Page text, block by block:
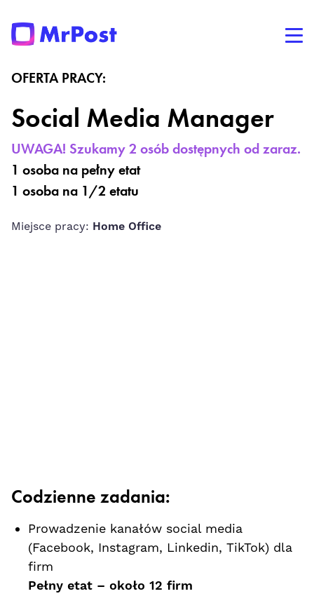
OFERTA PRACY:
Social Media Manager
UWAGA! Szukamy 2 osób dostępnych od zaraz.
1 osoba na pełny etat
1 osoba na 1/2 etatu
Miejsce pracy: Home Office
Codzienne zadania:
Prowadzenie kanałów social media
(Facebook, Instagram, Linkedin, TikTok) dla
firm
Pełny etat – około 12 firm